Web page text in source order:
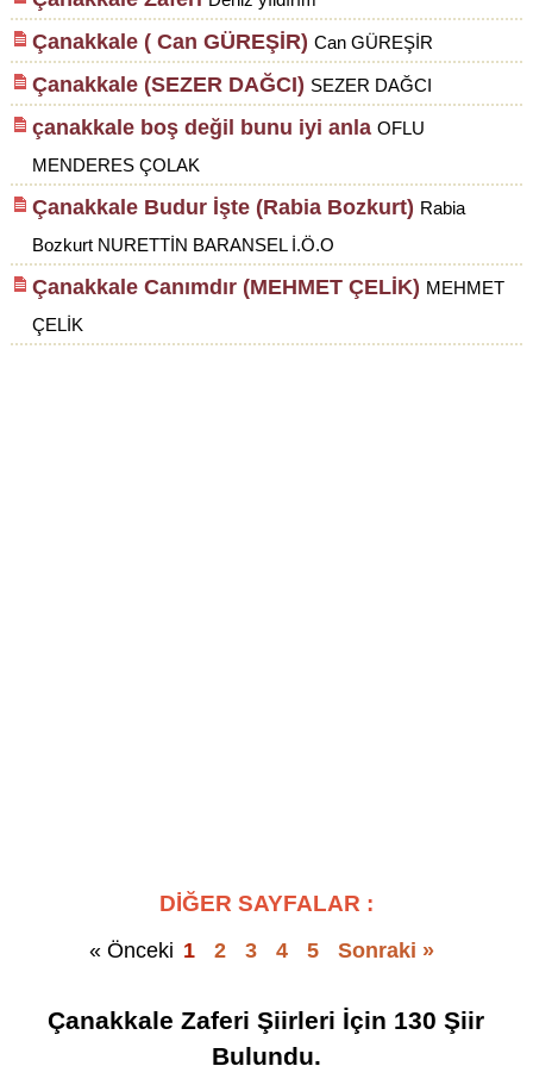
Çanakkale ( Can GÜREŞİR) Can GÜREŞİR
Çanakkale (SEZER DAĞCI) SEZER DAĞCI
çanakkale boş değil bunu iyi anla OFLU
MENDERES ÇOLAK
Çanakkale Budur İşte (Rabia Bozkurt) Rabia
Bozkurt NURETTİN BARANSEL İ.Ö.O
Çanakkale Canımdır (MEHMET ÇELİK) MEHMET
ÇELİK
DİĞER SAYFALAR :
« Önceki 1 2 3 4 5 Sonraki »
Çanakkale Zaferi Şiirleri İçin 130 Şiir
Bulundu.